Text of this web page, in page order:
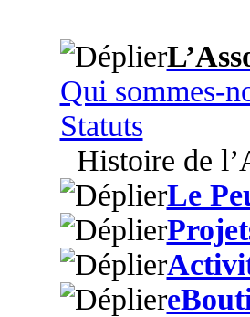
Qui sommes-
Statuts
Histoire de
Le